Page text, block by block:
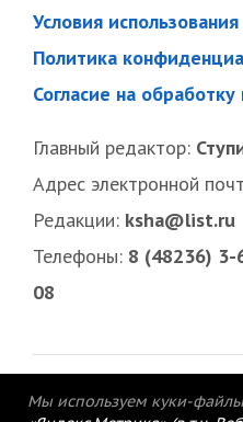
Условия
Политика
Согласие на
Главный редактор:
Адрес электронной
Редакции: ksha@list.ru
Телефоны: 8 (48236)
08
Мы используем куки-